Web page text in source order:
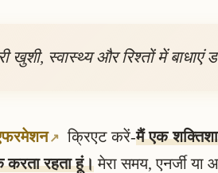
स्वास्थ्य और रिश्तों में बाधाएं
क्रिएट करें-मैं एक
रहता हूं।मेरा समय, एनर्जी या